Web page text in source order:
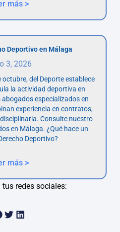
más >
Deportivo en Málaga
3, 2026
del Deporte establece
la actividad deportiva en
especializados en
experiencia en contratos,
Consulte nuestro
en Málaga. ¿Qué hace un
Deportivo?
más >
redes sociales: